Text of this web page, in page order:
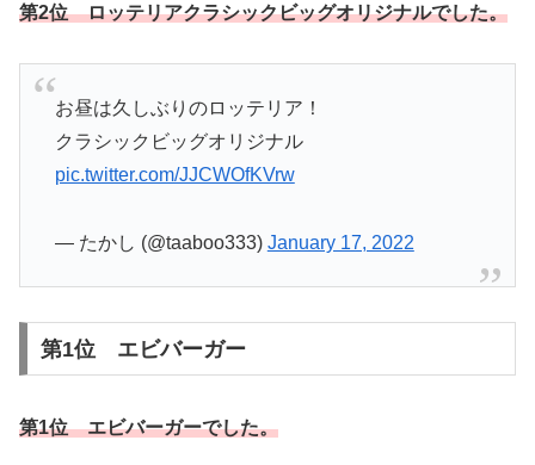
第2位 ロッテリアクラシックビッグオリジナルでした。
お昼は久しぶりのロッテリア！
クラシックビッグオリジナル
pic.twitter.com/JJCWOfKVrw
— たかし (@taaboo333) January 17, 2022
第1位 エビバーガー
第1位 エビバーガーでした。